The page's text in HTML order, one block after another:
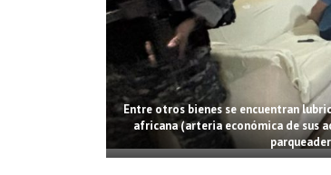
Entre otros bienes se encuentran
africana (arteria económica de sus